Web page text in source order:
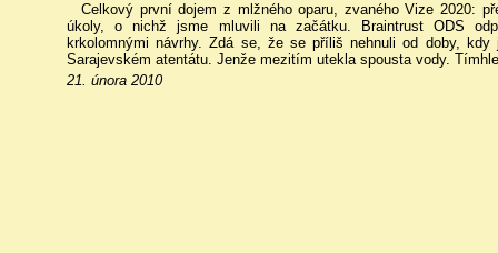
Celkový první dojem z mlžného oparu, zvaného Vize 2020:
úkoly, o nichž jsme mluvili na začátku. Braintrust ODS
krkolomnými návrhy. Zdá se, že se příliš nehnuli od doby,
Sarajevském atentátu. Jenže mezitím utekla spousta vody.
21. února 2010